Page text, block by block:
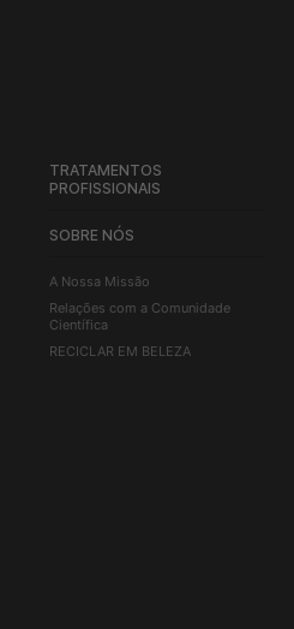
TRATAMENTOS
PROFISSIONAIS
SOBRE NÓS
A Nossa Missão
Relações com a Comunidade
Científica
RECICLAR EM BELEZA